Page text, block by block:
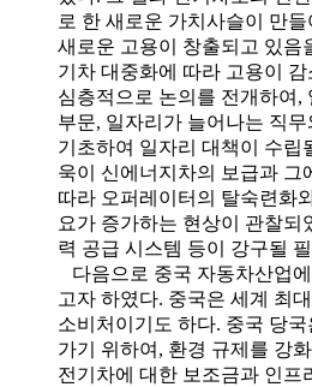
로 한 새로운 가치사슬이 만
새로운 고용이 창출되고 있음
기차 대중화에 따라 고용이
심층적으로 논의를 전개하여,
부문, 일자리가 늘어나는 직
기초하여 일자리 대책이 수립
욱이 신에너지차의 보급과 그
따라 오퍼레이터의 탈숙련화
요가 증가하는 현상이 관찰되
력 공급 시스템 등이 강구될
다음으로 중국 자동차산업
고자 하였다. 중국은 세계 최
소비처이기도 하다. 중국 당
가기 위하여, 환경 규제를 강
전기차에 대한 보조금과 인프